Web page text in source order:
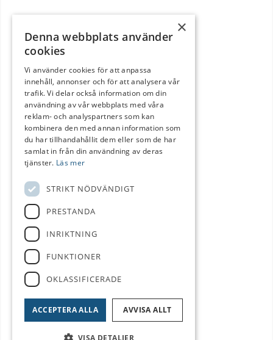
×
Denna webbplats använder
cookies
Vi använder cookies för att anpassa
innehåll, annonser och för att analysera vår
trafik. Vi delar också information om din
användning av vår webbplats med våra
reklam- och analyspartners som kan
kombinera den med annan information som
du har tillhandahållit dem eller som de har
samlat in från din användning av deras
tjänster. Läs mer
STRIKT NÖDVÄNDIGT
PRESTANDA
INRIKTNING
FUNKTIONER
OKLASSIFICERADE
ACCEPTERA ALLA AVVISA ALLT
VISA DETALJER